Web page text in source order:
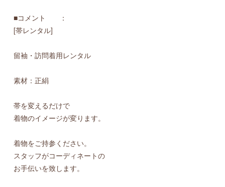
■コメント ：
[帯レンタル]
留袖・訪問着用レンタル
素材：正絹
帯を変えるだけで
着物のイメージが変ります。
着物をご持参ください。
スタッフがコーディネートの
お手伝いを致します。